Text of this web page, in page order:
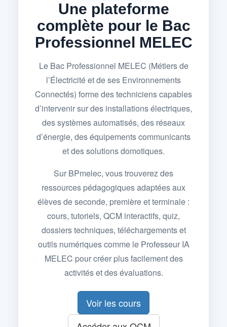
Une plateforme
complète pour le Bac
Professionnel MELEC
Le Bac Professionnel MELEC (Métiers de
l’Électricité et de ses Environnements
Connectés) forme des techniciens capables
d’intervenir sur des installations électriques,
des systèmes automatisés, des réseaux
d’énergie, des équipements communicants
et des solutions domotiques.
Sur BPmelec, vous trouverez des
ressources pédagogiques adaptées aux
élèves de seconde, première et terminale :
cours, tutoriels, QCM interactifs, quiz,
dossiers techniques, téléchargements et
outils numériques comme le Professeur IA
MELEC pour créer plus facilement des
activités et des évaluations.
Voir les cours